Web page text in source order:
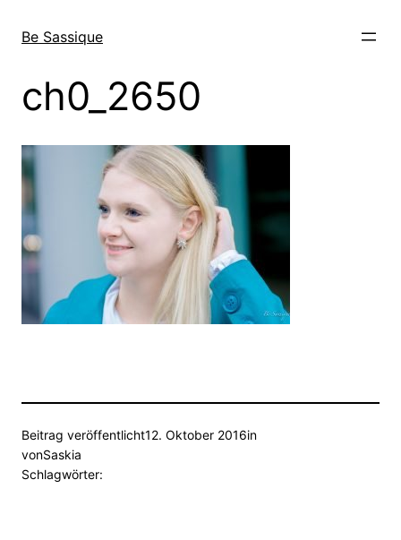
zum
wechseln
Be Sassique
ch0_2650
Beitrag veröffentlicht12. Oktober 2016in
vonSaskia
Schlagwörter: